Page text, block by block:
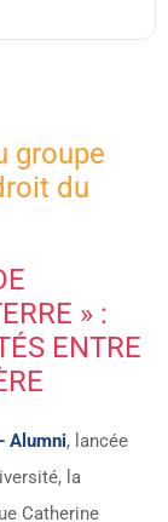
groupe
du
» :
ENTRE
Alumni, lancée
la
Catherine